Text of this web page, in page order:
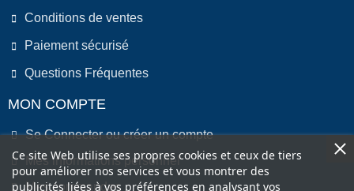
Conditions de ventes
Paiement sécurisé
Questions Fréquentes
MON COMPTE
Se Connecter ou créer un compte
Mes informations personnel
Mes commandes
Ce site Web utilise ses propres cookies et ceux de tiers
pour améliorer nos services et vous montrer des
publicités liées à vos préférences en analysant vos